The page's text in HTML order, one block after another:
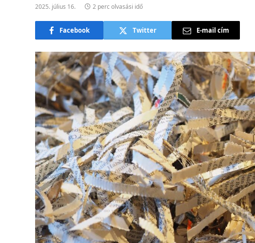
2025. július 16. 2 perc olvasási idő
Facebook Twitter E-mail cím